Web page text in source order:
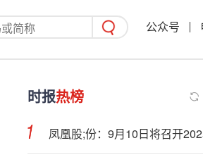
公众号
时报热榜